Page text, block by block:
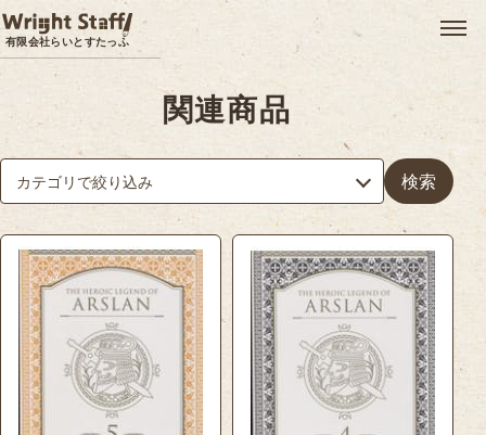
有限会社らいとすたっふ メ
関連商品
検索